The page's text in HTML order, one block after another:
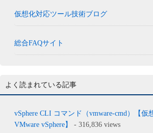
仮想化対応ツール技術ブログ
総合FAQサイト
よく読まれている記事
vSphere CLI コマンド（vmware-cmd）【仮
VMware vSphere】
- 316,836 views